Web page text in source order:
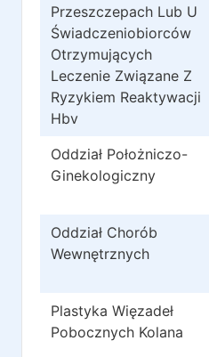
Przeszczepach Lub U
Świadczeniobiorców
Otrzymujących
Leczenie Związane Z
Ryzykiem Reaktywacji
Hbv
Oddział Położniczo-
Ginekologiczny
Oddział Chorób
Wewnętrznych
Plastyka Więzadeł
Pobocznych Kolana